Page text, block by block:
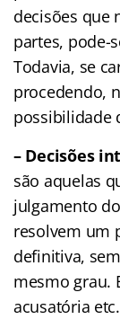
decisões que
partes, pode-
Todavia, se
procedendo,
possibilidade
– Decisões
são aquelas
julgamento
resolvem um
definitiva,
mesmo grau.
acusatória